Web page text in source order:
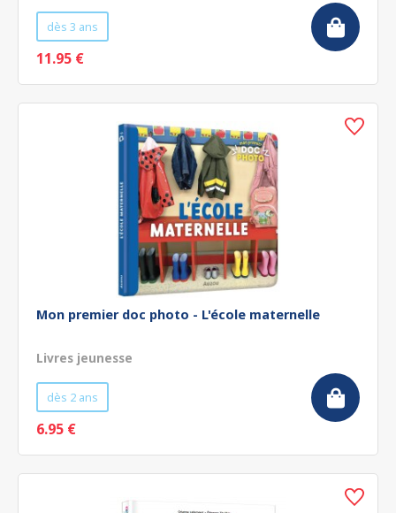
dès 3 ans
11.95 €
Mon premier doc photo - L'école maternelle
Livres jeunesse
dès 2 ans
6.95 €